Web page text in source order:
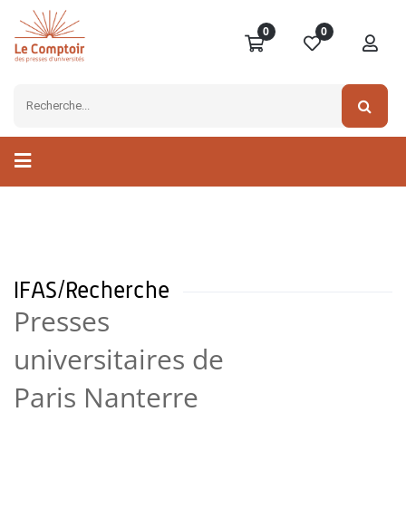
0 0
IFAS/Recherche
Presses
universitaires de
Paris Nanterre